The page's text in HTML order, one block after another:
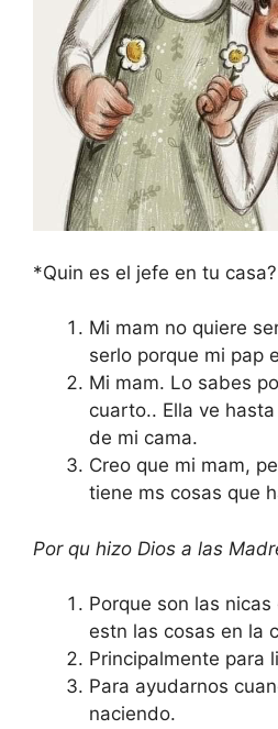
*Quin es el jefe en tu casa?
Mi mam no quiere
serlo porque mi pap
Mi mam. Lo sabes
cuarto.. Ella ve
de mi cama.
Creo que mi mam,
tiene ms cosas que
Por qu hizo Dios a las
Porque son las
estn las cosas en la
Principalmente para
Para ayudarnos
naciendo.